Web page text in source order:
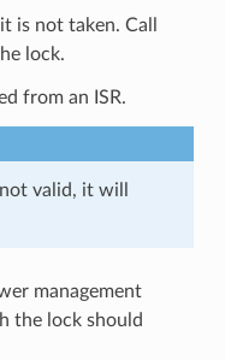
is not taken. Call
lock.
from an ISR.
valid, it will
management
the lock should